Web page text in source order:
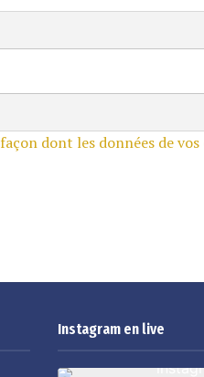
dont les données de
Instagram en live